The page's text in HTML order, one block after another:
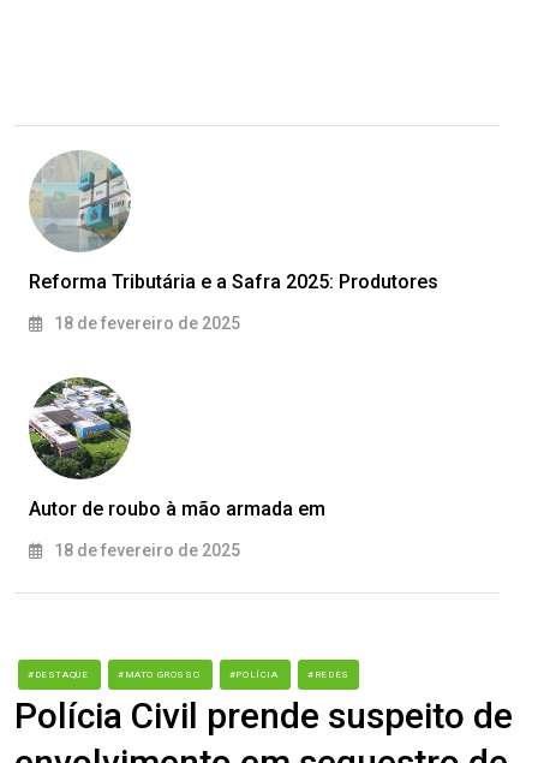
Reforma Tributária e a Safra 2025: Produtores
18 de fevereiro de 2025
Autor de roubo à mão armada em
18 de fevereiro de 2025
#DESTAQUE #MATO GROSSO #POLÍCIA #REDES
Polícia Civil prende suspeito de